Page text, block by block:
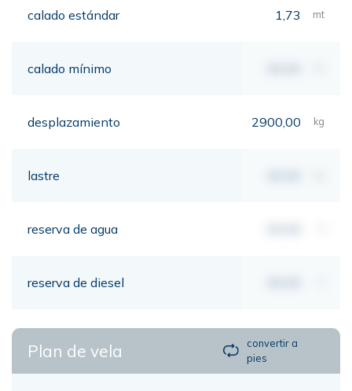
calado estándar 1,73 mt
calado mínimo
desplazamiento 2900,00 kg
lastre
reserva de agua
reserva de diesel
Plan de vela
convertir a
pies